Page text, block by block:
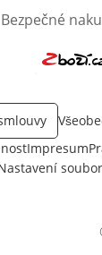
Bezpečné
Impresum